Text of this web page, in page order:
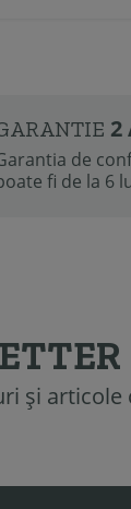
2
de
fi de la 6
și articole